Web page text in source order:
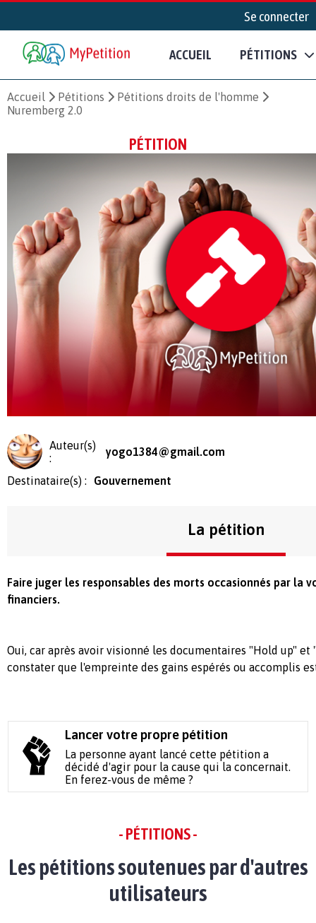
Se connecter
ACCUEIL PÉTITIONS
Accueil Pétitions
Pétitions droits de l'homme
Nuremberg 2.0
PÉTITION
Auteur(s)
:
yogo1384@gmail.com
Destinataire(s) : Gouvernement
La pétition
Faire juger les responsables des morts occasionnés par la
financiers.
Oui, car après avoir visionné les documentaires "Hold up"
constater que l'empreinte des gains espérés ou accomplis
Lancer votre propre pétition
La personne ayant lancé cette pétition a
décidé d'agir pour la cause qui la concernait.
En ferez-vous de même ?
- PÉTITIONS -
Les pétitions soutenues par d'autres
utilisateurs